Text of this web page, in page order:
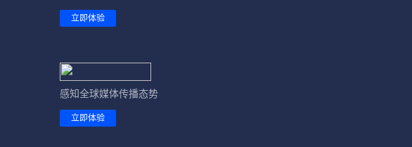
立即体验
感知全球媒体传播态势
立即体验